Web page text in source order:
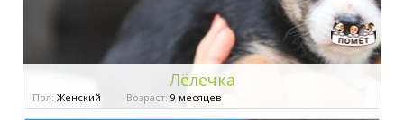
Лёлечка
Пол: Женский Возраст: 9 месяцев